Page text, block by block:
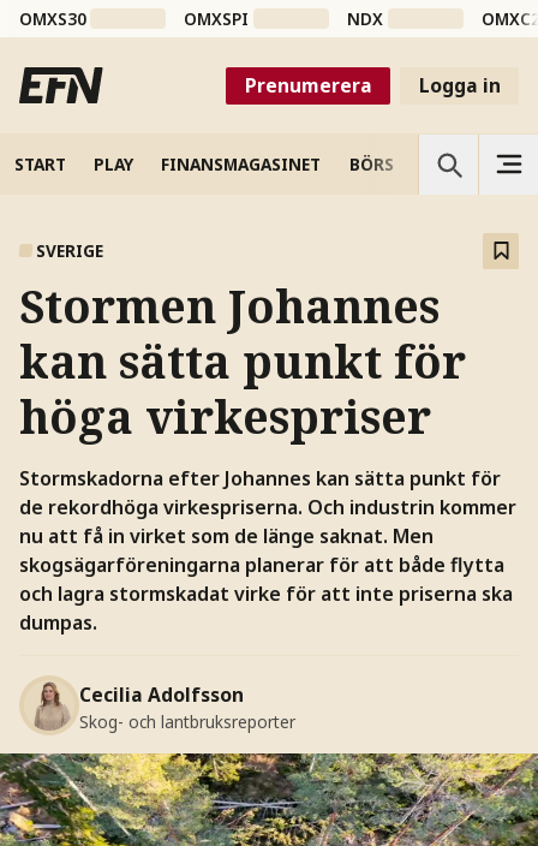
OMXS30 OMXSPI NDX
Prenumerera Logga in
START PLAY FINANSMAGASINET BÖRS VETENSKAP
SVERIGE
Stormen Johannes
kan sätta punkt för
höga virkespriser
Stormskadorna efter Johannes kan sätta punkt för
de rekordhöga virkespriserna. Och industrin kommer
nu att få in virket som de länge saknat. Men
skogsägarföreningarna planerar för att både flytta
och lagra stormskadat virke för att inte priserna ska
dumpas.
Cecilia Adolfsson
Skog- och lantbruksreporter